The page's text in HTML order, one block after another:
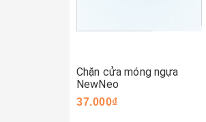
Chặn cửa móng ngựa
NewNeo
37.000₫